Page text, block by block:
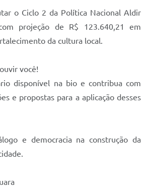
o Ciclo 2 da Política Nacional Aldir
projeção de R$ 123.640,21 em
da cultura local.
você!
disponível na bio e contribua com
e propostas para a aplicação desses
e democracia na construção da